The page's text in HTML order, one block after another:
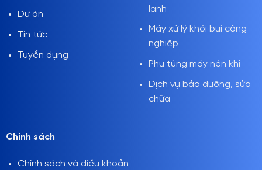
Dự án
Tin tức
Tuyển dụng
lạnh
Máy xử lý khói bụi công
nghiệp
Phụ tùng máy nén khí
Dịch vụ bảo dưỡng, sửa
chữa
Chính sách
Chính sách và điều khoản